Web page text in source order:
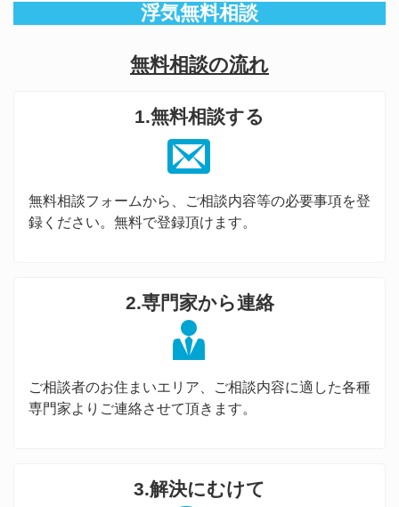
浮気無料相談
無料相談の流れ
1.無料相談する
無料相談フォームから、ご相談内容等の必要事項を登
録ください。無料で登録頂けます。
2.専門家から連絡
ご相談者のお住まいエリア、ご相談内容に適した各種
専門家よりご連絡させて頂きます。
3.解決にむけて